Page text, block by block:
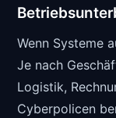
Wenn Systeme
Je nach
Logistik,
Cyberpolicen